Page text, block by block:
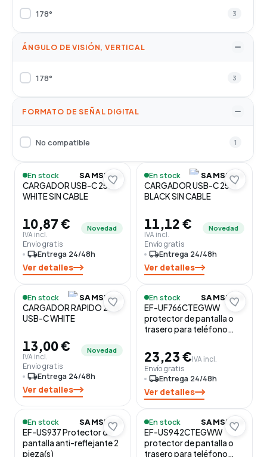
178° 3
ÁNGULO DE VISIÓN, VERTICAL
178° 3
FORMATO DE SEÑAL DIGITAL
No compatible 1
En stock SAMSUNG
CARGADOR USB-C 25W
WHITE SIN CABLE
10,87 €
IVA incl.
Novedad
Envío gratis
local_shippingEntrega 24/48h
Ver detalles
En stock SAMSUNG
CARGADOR USB-C 25W
BLACK SIN CABLE
11,12 €
IVA incl.
Novedad
Envío gratis
local_shippingEntrega 24/48h
Ver detalles
En stock SAMSUNG
CARGADOR RAPIDO 25W
USB-C WHITE
13,00 €
IVA incl.
Novedad
Envío gratis
local_shippingEntrega 24/48h
Ver detalles
En stock SAMSUNG
EF-UF766CTEGWW
protector de pantalla o
trasero para teléfono
pantalla anti-reflejante 2
pieza(s)
23,23 €IVA incl.
Envío gratis
local_shippingEntrega 24/48h
Ver detalles
En stock SAMSUNG
EF-US937 Protector de
pantalla anti-reflejante 2
pieza(s)
En stock SAMSUNG
EF-US942CTEGWW
protector de pantalla o
trasero para teléfono